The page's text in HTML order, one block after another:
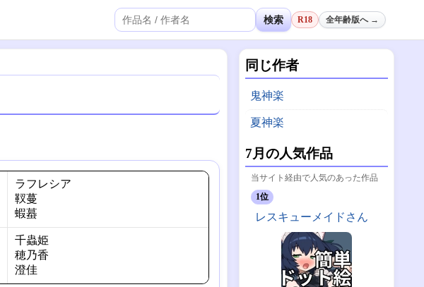
検索 R18 全年齢版へ →
ラフレシア
靫蔓
蝦蟇
千蟲姫
穂乃香
澄佳
同じ作者
鬼神楽
夏神楽
7月の人気作品
当サイト経由で人気のあった作品
1位
レスキューメイドさん